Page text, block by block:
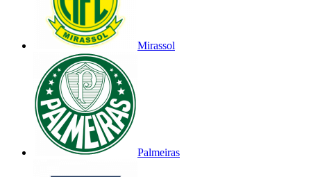
Mirassol
Palmeiras